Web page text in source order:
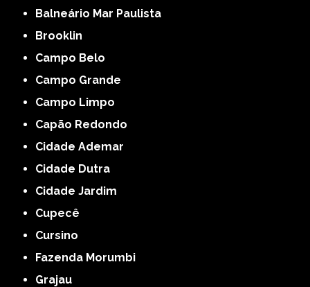
Balneário Mar Paulista
Brooklin
Campo Belo
Campo Grande
Campo Limpo
Capão Redondo
Cidade Ademar
Cidade Dutra
Cidade Jardim
Cupecê
Cursino
Fazenda Morumbi
Grajau